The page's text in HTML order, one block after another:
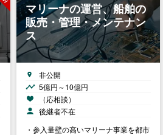
マリーナの運営、船舶の
販売・管理・メンテナン
ス
非公開
5億円～10億円
（応相談）
後継者不在
・参入量壁の高いマリーナ事業を都市